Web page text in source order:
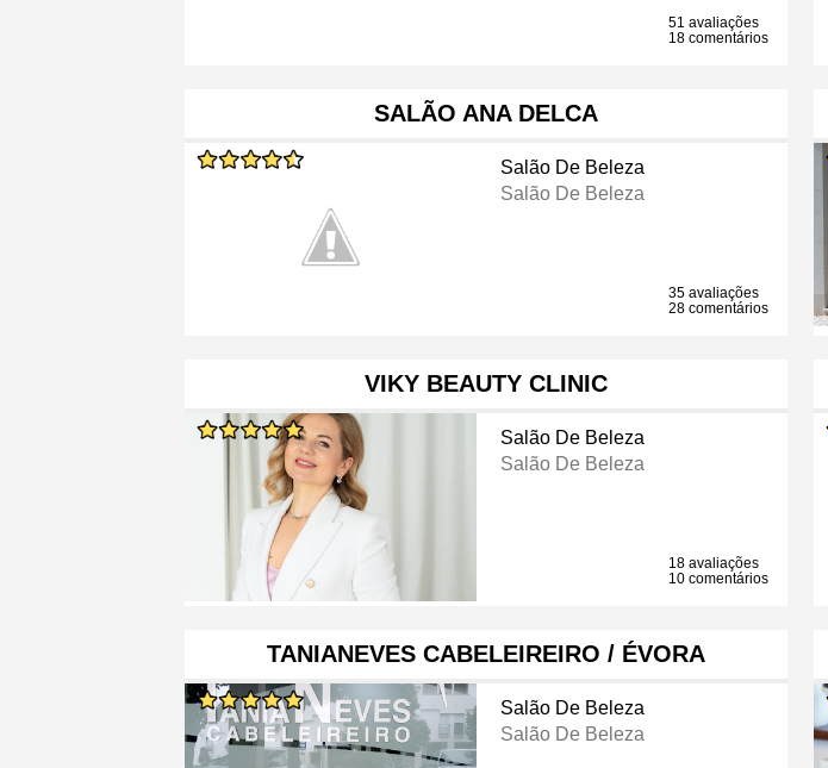
51 avaliações
18 comentários
SALÃO ANA DELCA
Salão De Beleza
Salão De Beleza
35 avaliações
28 comentários
VIKY BEAUTY CLINIC
Salão De Beleza
Salão De Beleza
18 avaliações
10 comentários
TANIANEVES CABELEIREIRO / ÉVORA
Salão De Beleza
Salão De Beleza